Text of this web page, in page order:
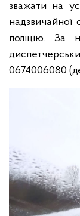
зважати на
надзвичайної
поліцію. За
0674006080